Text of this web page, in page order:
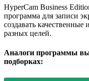
HyperCam Business
программа для записи
создавать
разных целей.
Аналоги программы
подборках: